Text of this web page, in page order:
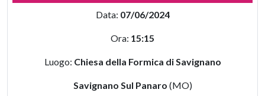
Data: 07/06/2024
Ora: 15:15
Luogo: Chiesa della Formica di Savignano
Savignano Sul Panaro (MO)